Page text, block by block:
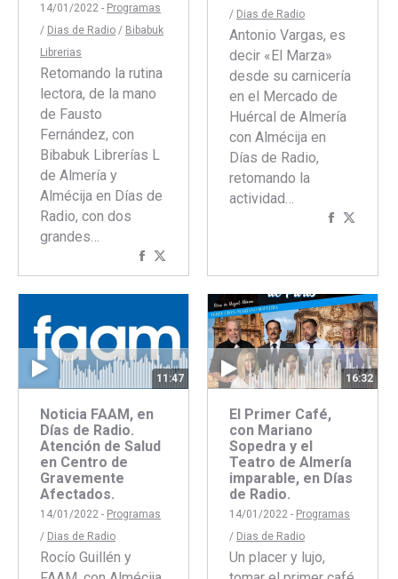
14/01/2022 - Programas
/ Dias de Radio / Bibabuk
Librerias
Retomando la rutina
lectora, de la mano
de Fausto
Fernández, con
Bibabuk Librerías L
de Almería y
Almécija en Días de
Radio, con dos
grandes…
Compartir
con
Facebook
con
Twitter
/ Dias de Radio
Antonio Vargas, es
decir «El Marza»
desde su carnicería
en el Mercado de
Huércal de Almería
con Almécija en
Días de Radio,
retomando la
actividad…
Compartir
11:47
Noticia FAAM, en
Días de Radio.
Atención de Salud
en Centro de
Gravemente
Afectados.
14/01/2022 - Programas
/ Dias de Radio
Rocío Guillén y
16:32
El Primer Café,
con Mariano
Sopedra y el
Teatro de Almería
imparable, en Días
de Radio.
14/01/2022 - Programas
/ Dias de Radio
Un placer y lujo,